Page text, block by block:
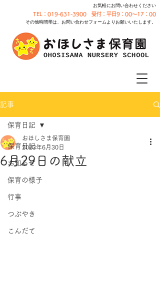
お気軽にお問い合わせください
TEL：019-631-3900 受付：平日9：00～17：00
その他時間帯は、お問い合わせフォームよりお願いいたします。
記事
保育日記
お知らせ
保育の様子
行事
つぶやき
こんだて
保育日記
6月29日の献立
おほしさま保育園
2023年6月30日